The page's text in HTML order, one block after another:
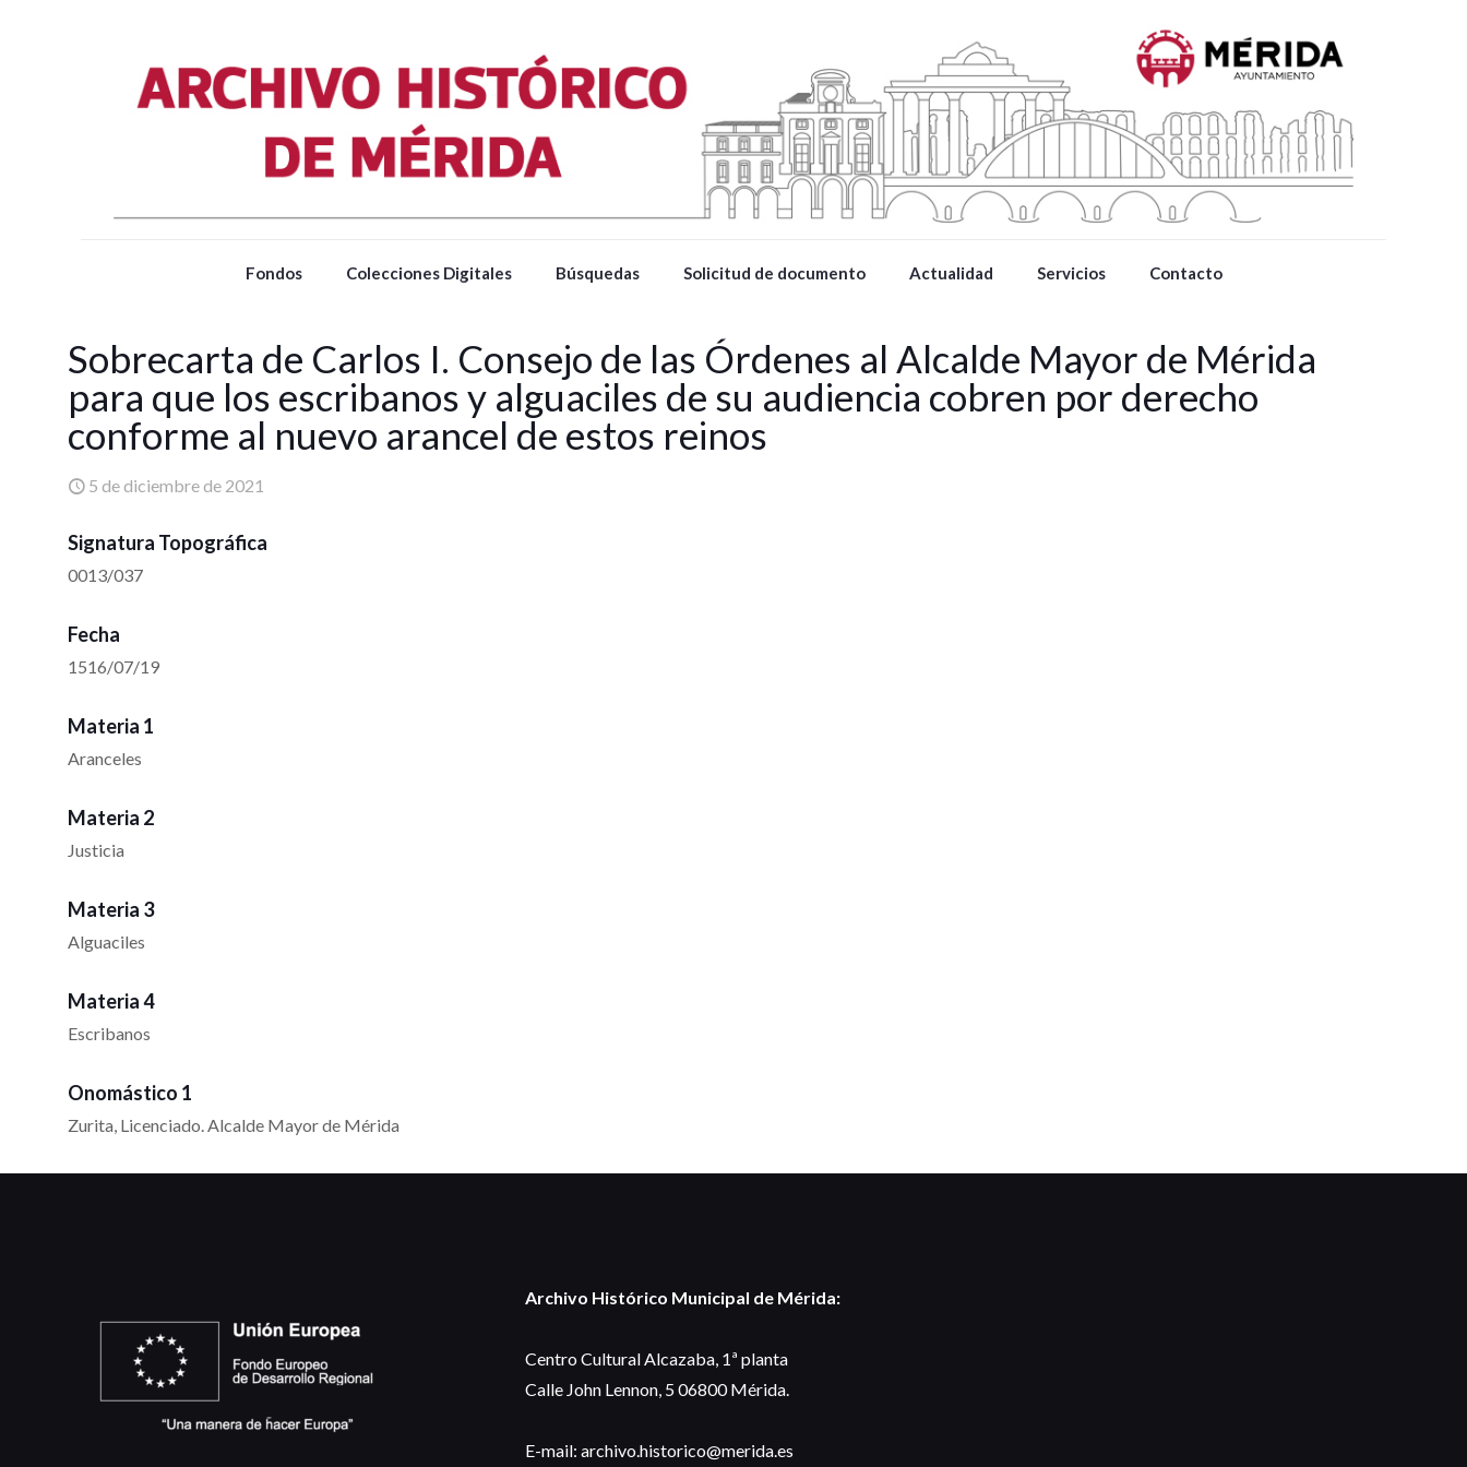
Fondos Colecciones Digitales Búsquedas Solicitud de documento Actualidad Servicios Contacto
Sobrecarta de Carlos I. Consejo de las Órdenes al Alcalde Mayor de Mérida
para que los escribanos y alguaciles de su audiencia cobren por derecho
conforme al nuevo arancel de estos reinos
5 de diciembre de 2021
Signatura Topográfica
0013/037
Fecha
1516/07/19
Materia 1
Aranceles
Materia 2
Justicia
Materia 3
Alguaciles
Materia 4
Escribanos
Onomástico 1
Zurita, Licenciado. Alcalde Mayor de Mérida
Archivo Histórico Municipal de Mérida:
Centro Cultural Alcazaba, 1ª planta
Calle John Lennon, 5 06800 Mérida.
E-mail: archivo.historico@merida.es